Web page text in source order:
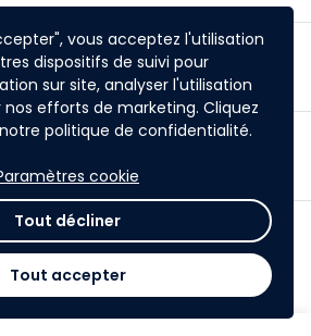
vous acceptez l'utilisation
dispositifs de suivi pour
sur site, analyser l'utilisation
efforts de marketing. Cliquez
politique de confidentialité.
cookie
Tout décliner
Tout accepter
share